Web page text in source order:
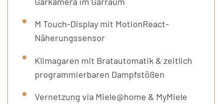
M Touch-Display mit MotionReact-
Näherungssensor
Klimagaren mit Bratautomatik & zeitlich
programmierbaren Dampfstößen
Vernetzung via Miele@home & MyMiele